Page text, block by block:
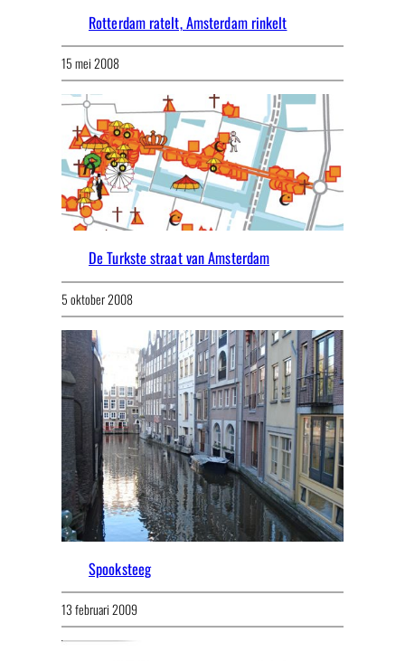
Rotterdam ratelt, Amsterdam rinkelt
15 mei 2008
De Turkste straat van Amsterdam
5 oktober 2008
Spooksteeg
13 februari 2009